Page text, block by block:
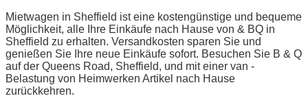
Mietwagen in Sheffield ist eine kostengünstige und bequeme
Möglichkeit, alle Ihre Einkäufe nach Hause von & BQ in
Sheffield zu erhalten. Versandkosten sparen Sie und
genießen Sie Ihre neue Einkäufe sofort. Besuchen Sie B & Q
auf der Queens Road, Sheffield, und mit einer van -
Belastung von Heimwerken Artikel nach Hause
zurückkehren.